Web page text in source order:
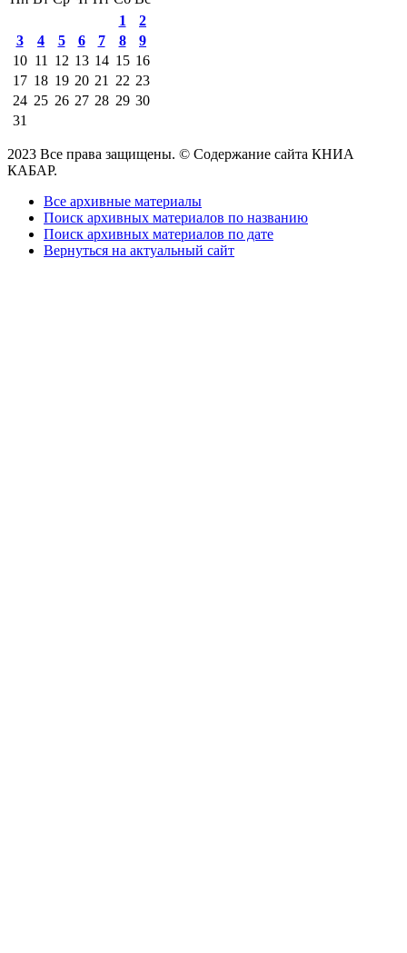
1
2
3
4 5 6 7 8
9
10 11 12 13 14 15 16
17 18 19 20 21 22 23
24 25 26 27 28 29 30
31
2023 Все права защищены. © Содержание сайта КНИА
КАБАР.
Все архивные материалы
Поиск архивных материалов по названию
Поиск архивных материалов по дате
Вернуться на актуальный сайт